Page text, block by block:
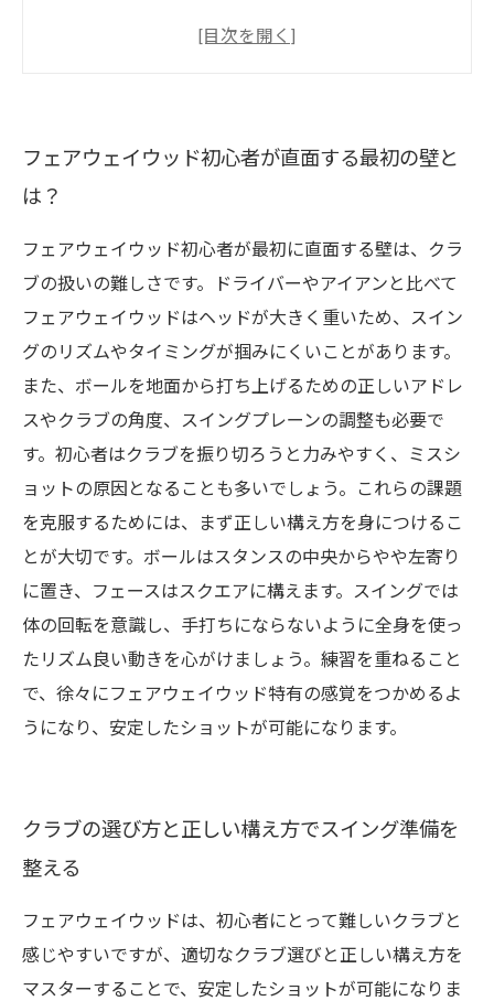
実践テクニック
アアップを目指す
初心者のためのフェアウェイウッド活用法：押
さえるべき3つの鍵
継続練習でゴルフがもっと楽しくなる！フェア
ウェイウッド上達の秘訣
フェアウェイウッド初心者が直面する最初の壁と
は？
フェアウェイウッド初心者が最初に直面する壁は、クラ
ブの扱いの難しさです。ドライバーやアイアンと比べて
フェアウェイウッドはヘッドが大きく重いため、スイン
グのリズムやタイミングが掴みにくいことがあります。
また、ボールを地面から打ち上げるための正しいアドレ
スやクラブの角度、スイングプレーンの調整も必要で
す。初心者はクラブを振り切ろうと力みやすく、ミスシ
ョットの原因となることも多いでしょう。これらの課題
を克服するためには、まず正しい構え方を身につけるこ
とが大切です。ボールはスタンスの中央からやや左寄り
に置き、フェースはスクエアに構えます。スイングでは
体の回転を意識し、手打ちにならないように全身を使っ
たリズム良い動きを心がけましょう。練習を重ねること
で、徐々にフェアウェイウッド特有の感覚をつかめるよ
うになり、安定したショットが可能になります。
クラブの選び方と正しい構え方でスイング準備を
整える
フェアウェイウッドは、初心者にとって難しいクラブと
感じやすいですが、適切なクラブ選びと正しい構え方を
マスターすることで、安定したショットが可能になりま